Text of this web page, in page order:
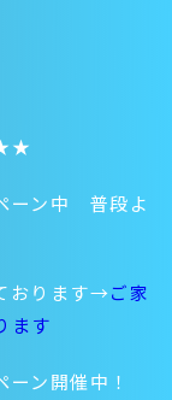
ーン中 普段よ
おります→ご家
ます
ン開催中！